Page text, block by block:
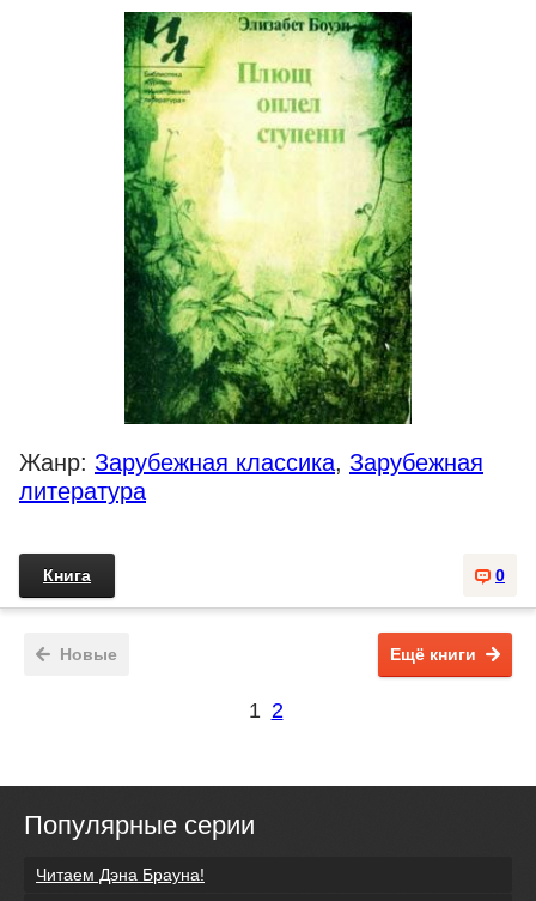
Жанр: Зарубежная классика, Зарубежная
литература
0
Книга
Новые Ещё книги
1 2
Популярные серии
Читаем Дэна Брауна!